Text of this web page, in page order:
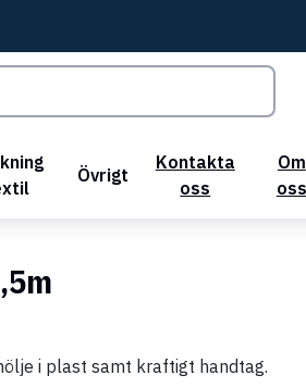
Övrigt
Kontakta
oss
Om
oss
i plast samt kraftigt handtag.